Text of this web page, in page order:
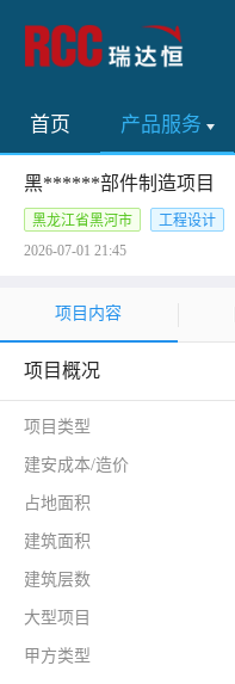
首页 产品服务
黑******部件制造项目
黑龙江省黑河市
工程设计
2026-07-01 21:45
项目内容
项目概况
项目类型
建安成本/造价
占地面积
建筑面积
建筑层数
大型项目
甲方类型